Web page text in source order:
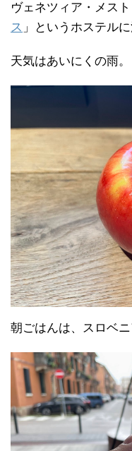
ヴェネツィア・メス
ス 」というホステル
天気はあいにくの雨。
朝ごはんは、スロベ